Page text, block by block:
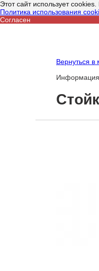
Этот сайт использует
Политика использования
Согласен
Вернуться в
Информация